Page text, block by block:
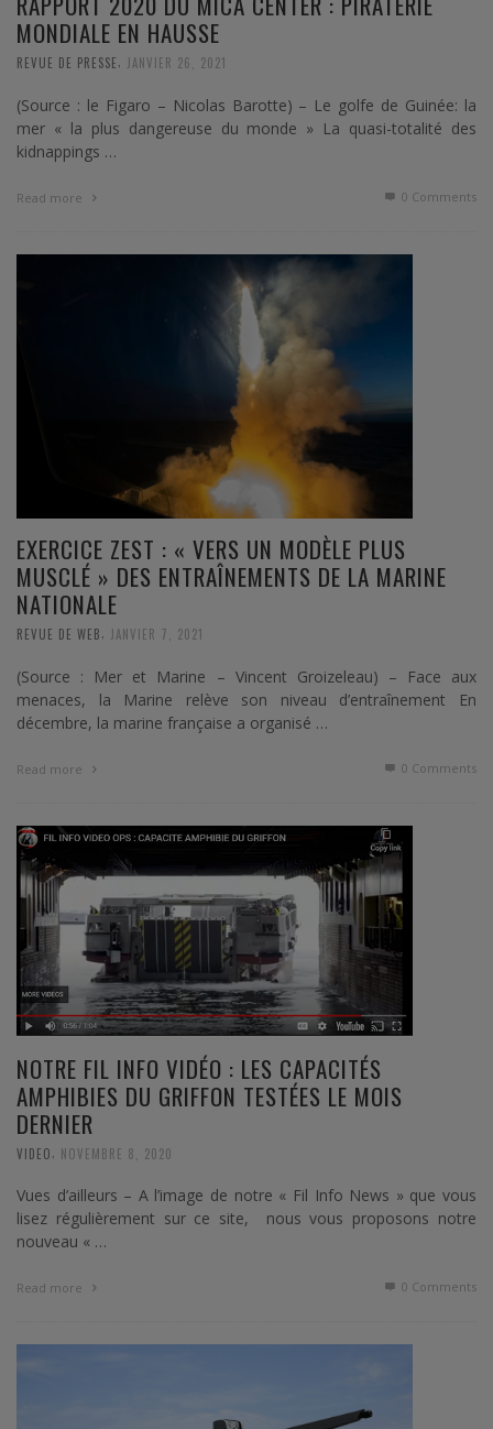
MONDIALE EN HAUSSE
REVUE DE PRESSE JANVIER 26, 2021
(Source : le Figaro – Nicolas Barotte) – Le golfe de Guinée: la
mer « la plus dangereuse du monde » La quasi-totalité des
kidnappings …
Read more 0 Comments
EXERCICE ZEST : « VERS UN MODÈLE PLUS
MUSCLÉ » DES ENTRAÎNEMENTS DE LA MARINE
NATIONALE
REVUE DE WEB JANVIER 7, 2021
(Source : Mer et Marine – Vincent Groizeleau) – Face aux
menaces, la Marine relève son niveau d’entraînement En
décembre, la marine française a organisé …
Read more 0 Comments
NOTRE FIL INFO VIDÉO : LES CAPACITÉS
AMPHIBIES DU GRIFFON TESTÉES LE MOIS
DERNIER
VIDEO NOVEMBRE 8, 2020
Vues d’ailleurs – A l’image de notre « Fil Info News » que vous
lisez régulièrement sur ce site, nous vous proposons notre
nouveau « …
Read more 0 Comments